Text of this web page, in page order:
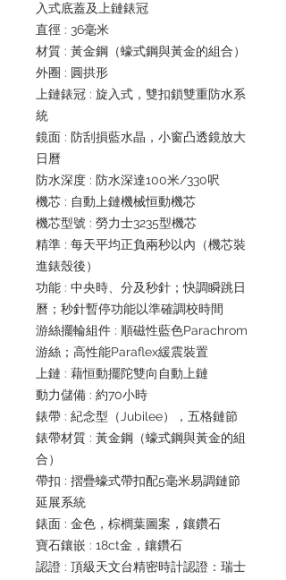
入式底蓋及上鏈錶冠
直徑 : 36毫米
材質 : 黃金鋼（蠔式鋼與黃金的組合）
外圈 : 圓拱形
上鏈錶冠 : 旋入式，雙扣鎖雙重防水系
統
鏡面 : 防刮損藍水晶，小窗凸透鏡放大
日曆
防水深度 : 防水深達100米/330呎
機芯 : 自動上鏈機械恒動機芯
機芯型號 : 勞力士3235型機芯
精準 : 每天平均正負兩秒以內（機芯裝
進錶殼後）
功能 : 中央時、分及秒針；快調瞬跳日
曆；秒針暫停功能以準確調校時間
游絲擺輪組件 : 順磁性藍色Parachrom
游絲；高性能Paraflex緩震裝置
上鏈 : 藉恒動擺陀雙向自動上鏈
動力儲備 : 約70小時
錶帶 : 紀念型（Jubilee），五格鏈節
錶帶材質 : 黃金鋼（蠔式鋼與黃金的組
合）
帶扣 : 摺疊蠔式帶扣配5毫米易調鏈節
延展系統
錶面 : 金色，棕櫚葉圖案，鑲鑽石
寶石鑲嵌 : 18ct金，鑲鑽石
認證 : 頂級天文台精密時計認證：瑞士